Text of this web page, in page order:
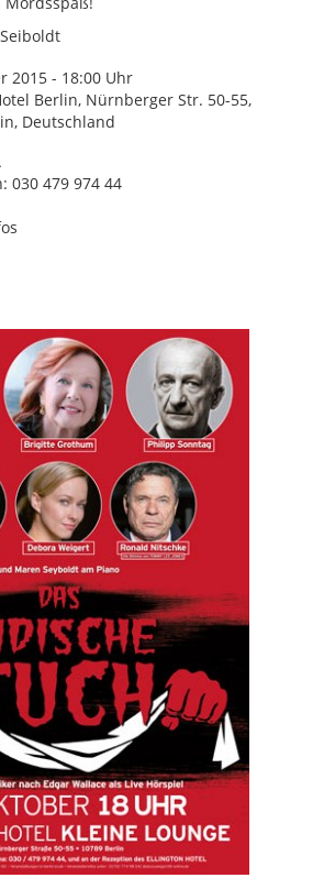
2015 - 18:00 Uhr
Berlin, Nürnberger Str. 50-55,
Deutschland
030 479 974 44